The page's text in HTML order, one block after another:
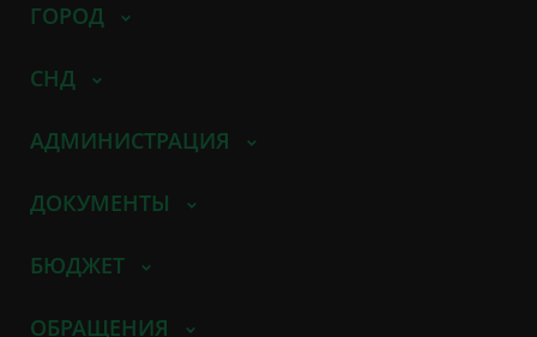
ГОРОД
СНД
АДМИНИСТРАЦИЯ
ДОКУМЕНТЫ
БЮДЖЕТ
ОБРАЩЕНИЯ